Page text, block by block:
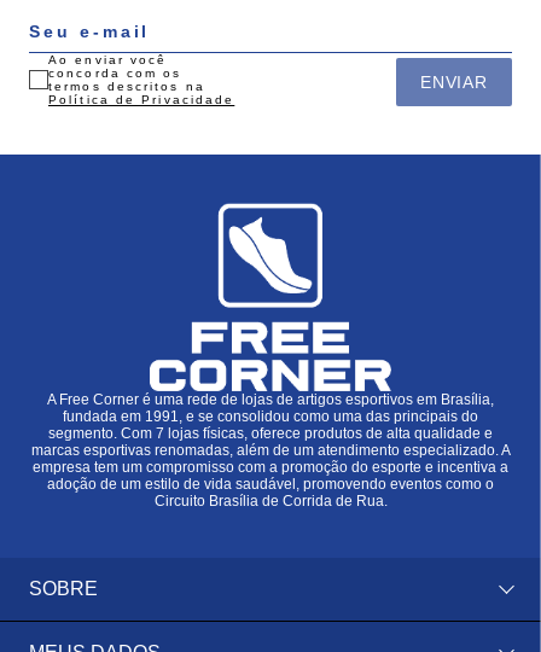
ENVIAR
Ao enviar você
concorda com os
termos descritos na
Política de Privacidade
A Free Corner é uma rede de lojas de artigos esportivos em Brasília,
fundada em 1991, e se consolidou como uma das principais do
segmento. Com 7 lojas físicas, oferece produtos de alta qualidade e
marcas esportivas renomadas, além de um atendimento especializado. A
empresa tem um compromisso com a promoção do esporte e incentiva a
adoção de um estilo de vida saudável, promovendo eventos como o
Circuito Brasília de Corrida de Rua.
SOBRE